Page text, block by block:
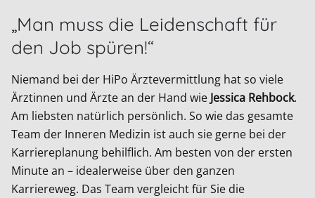
„Man muss die Leidenschaft für
den Job spüren!“
Niemand bei der HiPo Ärztevermittlung hat so viele
Ärztinnen und Ärzte an der Hand wie Jessica Rehbock.
Am liebsten natürlich persönlich. So wie das gesamte
Team der Inneren Medizin ist auch sie gerne bei der
Karriereplanung behilflich. Am besten von der ersten
Minute an – idealerweise über den ganzen
Karriereweg. Das Team vergleicht für Sie die